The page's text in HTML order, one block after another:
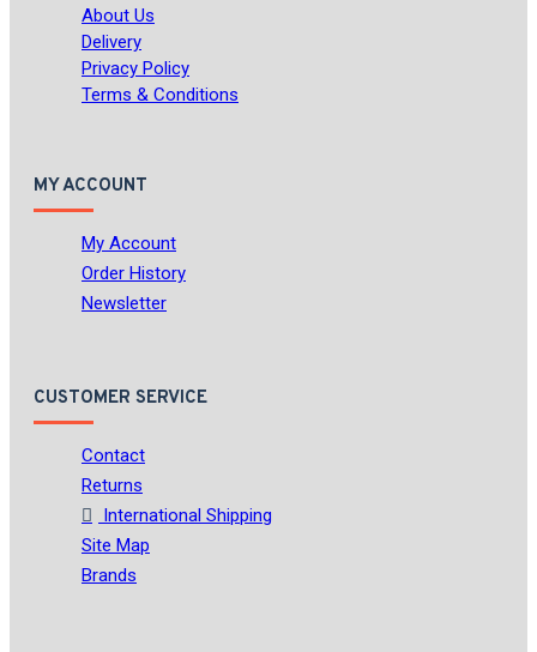
About Us
Delivery
Privacy Policy
Terms & Conditions
MY ACCOUNT
My Account
Order History
Newsletter
CUSTOMER SERVICE
Contact
Returns
International Shipping
Site Map
Brands